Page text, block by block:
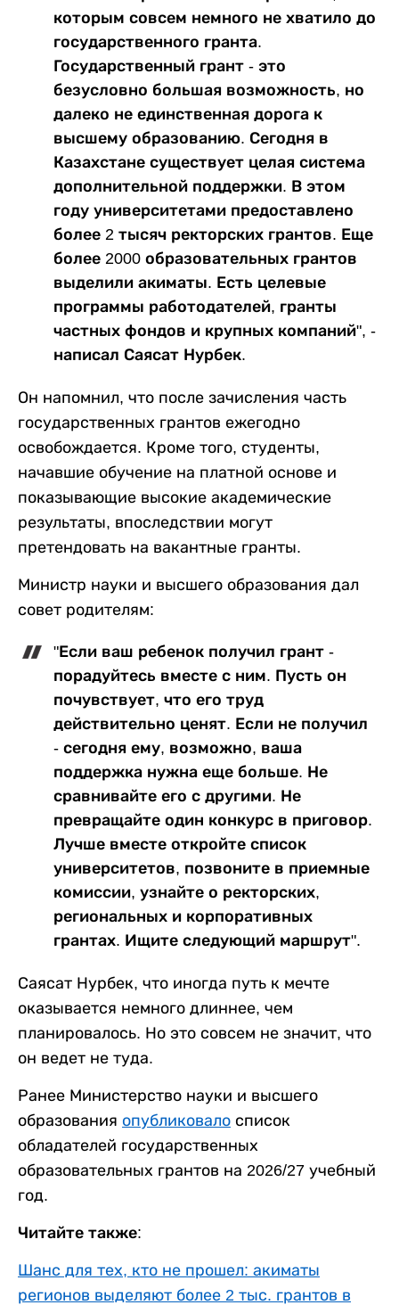
которым совсем немного не хватило до
государственного гранта.
Государственный грант - это
безусловно большая возможность, но
далеко не единственная дорога к
высшему образованию. Сегодня в
Казахстане существует целая система
дополнительной поддержки. В этом
году университетами предоставлено
более 2 тысяч ректорских грантов. Еще
более 2000 образовательных грантов
выделили акиматы. Есть целевые
программы работодателей, гранты
частных фондов и крупных компаний", -
написал Саясат Нурбек.
Он напомнил, что после зачисления часть
государственных грантов ежегодно
освобождается. Кроме того, студенты,
начавшие обучение на платной основе и
показывающие высокие академические
результаты, впоследствии могут
претендовать на вакантные гранты.
Министр науки и высшего образования дал
совет родителям:
"Если ваш ребенок получил грант -
порадуйтесь вместе с ним. Пусть он
почувствует, что его труд
действительно ценят. Если не получил
- сегодня ему, возможно, ваша
поддержка нужна еще больше. Не
сравнивайте его с другими. Не
превращайте один конкурс в приговор.
Лучше вместе откройте список
университетов, позвоните в приемные
комиссии, узнайте о ректорских,
региональных и корпоративных
грантах. Ищите следующий маршрут".
Саясат Нурбек, что иногда путь к мечте
оказывается немного длиннее, чем
планировалось. Но это совсем не значит, что
он ведет не туда.
Ранее Министерство науки и высшего
образования опубликовало список
обладателей государственных
образовательных грантов на 2026/27 учебный
год.
Читайте также:
Шанс для тех, кто не прошел: акиматы
регионов выделяют более 2 тыс. грантов в